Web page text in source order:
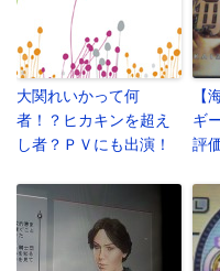
大関れいかって何
者！？ヒカキンを超え
し者？ＰＶにも出演！
【
ギ
評